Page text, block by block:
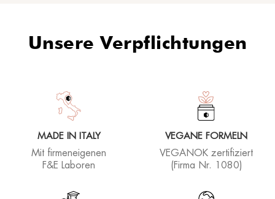
Unsere Verpflichtungen
MADE IN ITALY
Mit firmeneigenen
F&E Laboren
VEGANE FORMELN
VEGANOK zertifiziert
(Firma Nr. 1080)